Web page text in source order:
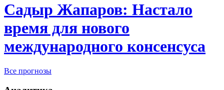
Садыр Жапаров: Настало
время для нового
международного консенсуса
Все прогнозы